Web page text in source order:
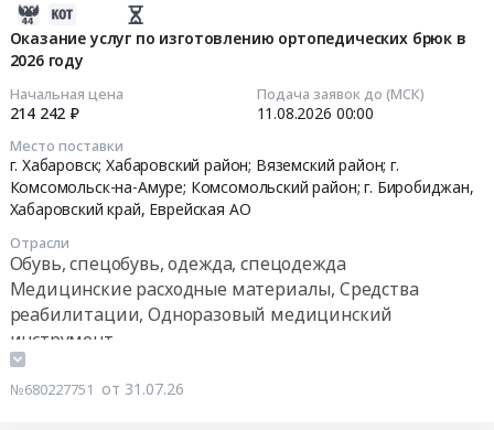
Оказание услуг по изготовлению ортопедических брюк в
2026 году
Начальная цена
214 242 ₽
Подача заявок до (МСК)
11.08.2026 00:00
Место поставки
г. Хабаровск; Хабаровский район; Вяземский район; г.
Комсомольск-на-Амуре; Комсомольский район; г. Биробиджан,
Хабаровский край, Еврейская АО
Отрасли
Обувь, спецобувь, одежда, спецодежда
Медицинские расходные материалы, Средства
реабилитации, Одноразовый медицинский
инструмент
№680227751 от 31.07.26